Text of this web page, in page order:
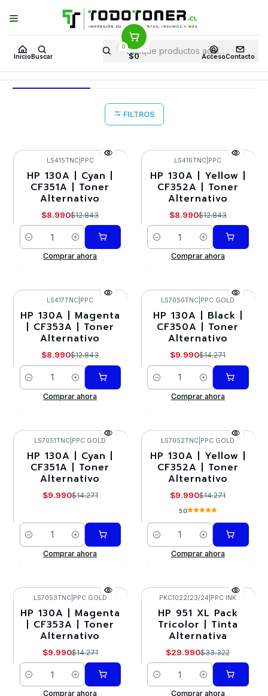
Inicio Buscar
0
$0 AccesoContacto
Puedes Elegir: Comprar enTienda· Despachoa Todo Chile · Retiro en
Tienda en24 Horas
Inicio BF NOV25 60
BF NOV25 60
FILTROS
-30%
LS415TNC| PPC
HP 130A | Cyan |
CF351A | Toner
Alternativo
$8.990$12.843
Cantidad
Comprar ahora
-30%
LS416TNC PPC
HP 130A | Yellow |
CF352A | Toner
Alternativo
$8.990$12.843
Cantidad
Comprar ahora
-30%
LS417TNC PPC
HP 130A | Magenta
| CF353A | Toner
Alternativo
$8.990$12.843
Cantidad
Comprar ahora
-30%
LS7050TNC PPC GOLD
HP 130A | Black |
CF350A | Toner
Alternativo
$9.990$14.271
Cantidad
Comprar ahora
-30%
LS7051TNC PPC GOLD
HP 130A | Cyan |
CF351A | Toner
Alternativo
$9.990$14.271
Cantidad
Comprar ahora
-30%
LS7052TNC PPC GOLD
HP 130A | Yellow |
CF352A | Toner
Alternativo
$9.990$14.271
5.0
Cantidad
Comprar ahora
-30%
LS7053TNC| PPC GOLD
HP 130A | Magenta
| CF353A | Toner
Alternativo
$9.990$14.271
Cantidad
Comprar ahora
-10%
PKC1022/23/24 PPC INK
HP 951 XL Pack
Tricolor | Tinta
Alternativa
$29.990$33.322
Cantidad
Comprar ahora